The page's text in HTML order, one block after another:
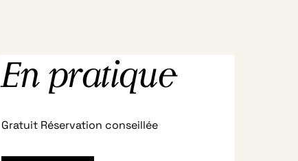
En pratique
Gratuit Réservation conseillée